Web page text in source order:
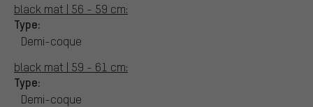
black mat | 56 - 59 cm:
Type:
Demi-coque
black mat | 59 - 61 cm:
Type:
Demi-coque